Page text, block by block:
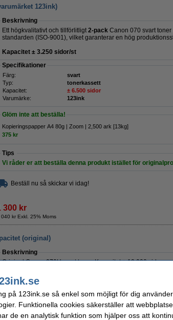
123ink)
Beskrivning
Ett högkvalitativt och tillförlitligt 2-pack Canon 070 svart
standarden (ISO-9001), vilket garanterar en hög
Kapacitet ± 3.250 sidor/st
Specifikationer
Färg: svart
Typ:
tonerkassett
Kapacitet:
± 6.500 sidor
Varumärke:
123ink
Glöm inte att beställa!
Kopieringspapper A4 80g | Zoom | 2,500 ark [13kg]
375 kr
Tips
Vi råder er att beställa denna produkt istället för
Beställ nu så skickar vi idag!
300 kr
040 kr Exkl. 25% Moms
(original)
Beskrivning
Original Canon 070H svart toner. Kapacitet ± 10.000 sidor.
Specifikationer
Färg:
Typ:
tonerkassett
Varumärke:
Canon
på 123ink.se så enkel som möjligt för dig
Funktionella cookies säkerställer att
de en analytisk funktion som hjälper oss att